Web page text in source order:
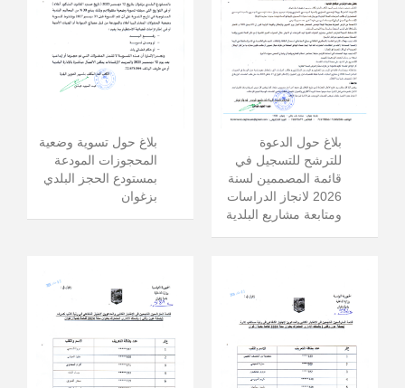
بلاغ حول الدعوة
للترشح للتسجيل في
قائمة المصممين لسنة
2026 لانجاز الدراسات
ومتابعة مشاريع البلدية
بلاغ حول تسوية وضعية
المحجوزات المودعة
بمستودع الحجز البلدي
بزغوان